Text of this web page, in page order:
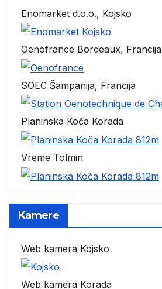
Enomarket d.o.o., Kojsko
Oenofrance Bordeaux, Francija
SOEC Šampanija, Francija
Planinska Koča Korada
Vreme Tolmin
Kamere
Web kamera Kojsko
Web kamera Korada